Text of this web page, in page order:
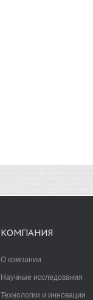
КОМПАНИЯ
О компании
Научные исследования
Технологии и инновации